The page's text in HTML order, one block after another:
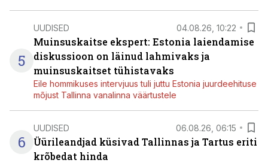
5
UUDISED 04.08.26, 10:22
Muinsuskaitse ekspert: Estonia laiendamise
diskussioon on läinud lahmivaks ja
muinsuskaitset tühistavaks
Eile hommikuses intervjuus tuli juttu Estonia juurdeehituse
mõjust Tallinna vanalinna väärtustele
6
UUDISED 06.08.26, 06:15
Üürileandjad küsivad Tallinnas ja Tartus eriti
krõbedat hinda